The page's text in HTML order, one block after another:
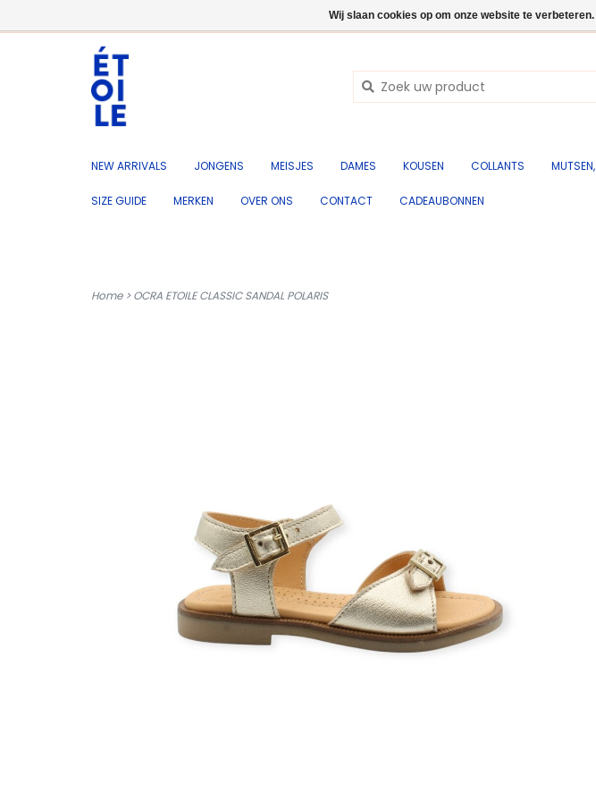
NEW ARRIVALS JONGENS MEISJES DAMES KOUSEN COLLANTS
SIZE GUIDE MERKEN OVER ONS CONTACT CADEAUBONNEN
Home>OCRA ETOILE CLASSIC SANDAL POLARIS
Wij slaan cookies op om onze website te